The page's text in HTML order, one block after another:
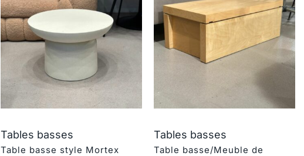
Tables basses
Table basse style Mortex
Tables basses
Table basse/Meuble de